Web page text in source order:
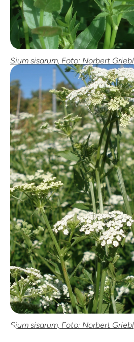
Sium sisarum, Foto: Norbert Griebl
Sium sisarum, Foto: Norbert Griebl